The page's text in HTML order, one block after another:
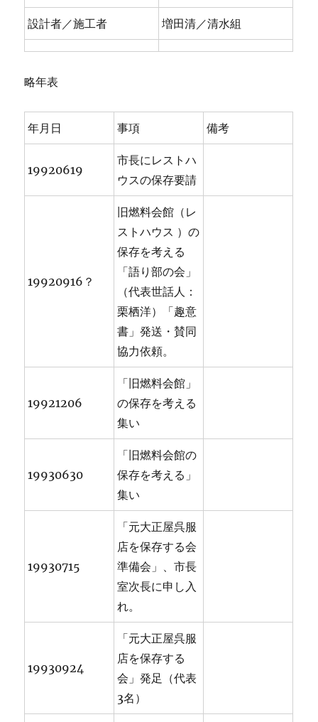
設計者／施工者 増田清／清水組
略年表
年月日 事項 備考
19920619
市長にレストハ
ウスの保存要請
19920916？
旧燃料会館（レ
ストハウス ）の
保存を考える
「語り部の会」
（代表世話人：
栗栖洋）「趣意
書」発送・賛同
協力依頼。
19921206
「旧燃料会館」
の保存を考える
集い
19930630
「旧燃料会館の
保存を考える」
集い
19930715
「元大正屋呉服
店を保存する会
準備会」、市長
室次長に申し入
れ。
19930924
「元大正屋呉服
店を保存する
会」発足（代表
3名）